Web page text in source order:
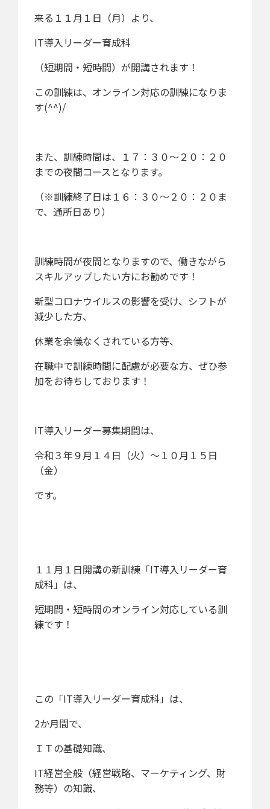
来る１１月１日（月）より、
IT導入リーダー育成科
（短期間・短時間）が開講されます！
この訓練は、オンライン対応の訓練になりま
す(^^)/
また、訓練時間は、１７：３０～２０：２０
までの夜間コースとなります。
（※訓練終了日は１６：３０～２０：２０ま
で、通所日あり）
訓練時間が夜間となりますので、働きながら
スキルアップしたい方にお勧めです！
新型コロナウイルスの影響を受け、シフトが
減少した方、
休業を余儀なくされている方等、
在職中で訓練時間に配慮が必要な方、ぜひ参
加をお待ちしております！
IT導入リーダー募集期間は、
令和３年９月１４日（火）～１０月１５日
（金）
です。
１１月１日開講の新訓練「IT導入リーダー育
成科」は、
短期間・短時間のオンライン対応している訓
練です！
この「IT導入リーダー育成科」は、
2か月間で、
ＩＴの基礎知識、
IT経営全般（経営戦略、マーケティング、財
務等）の知識、